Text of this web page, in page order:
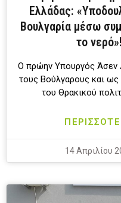
Ελλάδας:
Βουλγαρία μέσω
το νερό»!
Ο πρώην Υπουργός Άσεν
τους Βούλγαρους και
του Θρακικού
14 Απριλίου